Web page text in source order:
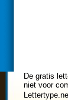
De gratis
niet voor